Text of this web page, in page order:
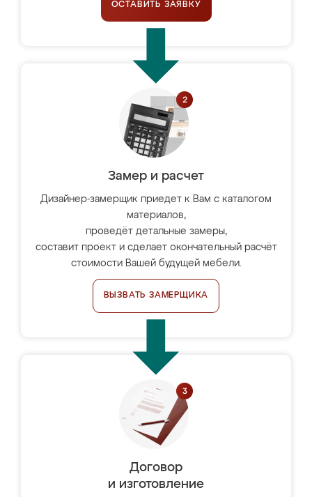
ОСТАВИТЬ ЗАЯВКУ
Замер и расчет
Дизайнер-замерщик приедет к Вам с каталогом
материалов,
проведёт детальные замеры,
составит проект и сделает окончательный расчёт
стоимости Вашей будущей мебели.
ВЫЗВАТЬ ЗАМЕРЩИКА
Договор
и изготовление